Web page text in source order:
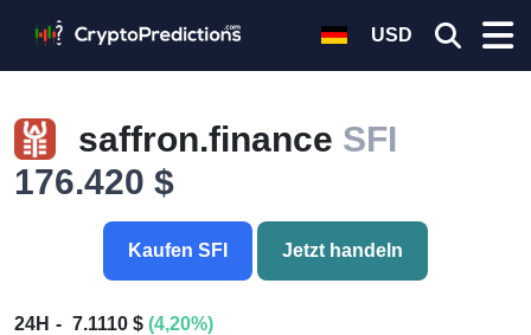
USD
saffron.finance SFI
176.420 $
Kaufen SFI Jetzt handeln
24H 7.1110 $ (4,20%)